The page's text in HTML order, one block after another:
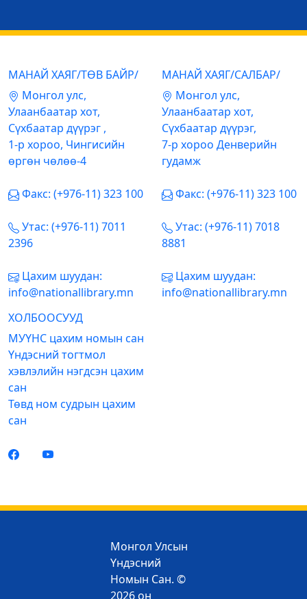
МАНАЙ ХАЯГ/ТӨВ БАЙР/
Mонгол улс,
Улаанбаатар хот,
Сүхбаатар дүүрэг ,
1-р хороо, Чингисийн
өргөн чөлөө-4
Факс: (+976-11) 323 100
Утас: (+976-11) 7011
2396
Цахим шуудан:
info@nationallibrary.mn
МАНАЙ ХАЯГ/САЛБАР/
Mонгол улс,
Улаанбаатар хот,
Сүхбаатар дүүрэг,
7-р хороо Денверийн
гудамж
Факс: (+976-11) 323 100
Утас: (+976-11) 7018
8881
Цахим шуудан:
info@nationallibrary.mn
ХОЛБООСУУД
МУҮНС цахим номын сан
Үндэсний тогтмол
хэвлэлийн нэгдсэн цахим
сан
Төвд ном судрын цахим
сан
Монгол Улсын
Үндэсний
Номын Сан. ©
2026 он